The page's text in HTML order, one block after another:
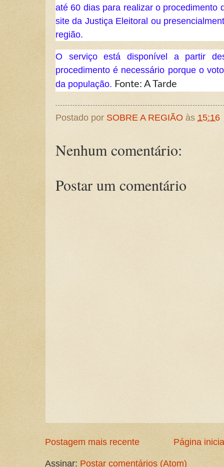
até 60 dias para realizar o procedimento
site da Justiça Eleitoral ou
região.
O serviço está disponível a partir
procedimento é necessário porque o
da população. Fonte: A Tarde
Postado por SOBRE A REGIÃO às 15:16
Nenhum comentário:
Postar um comentário
Postagem mais recente Página
Assinar: Postar comentários (Atom)